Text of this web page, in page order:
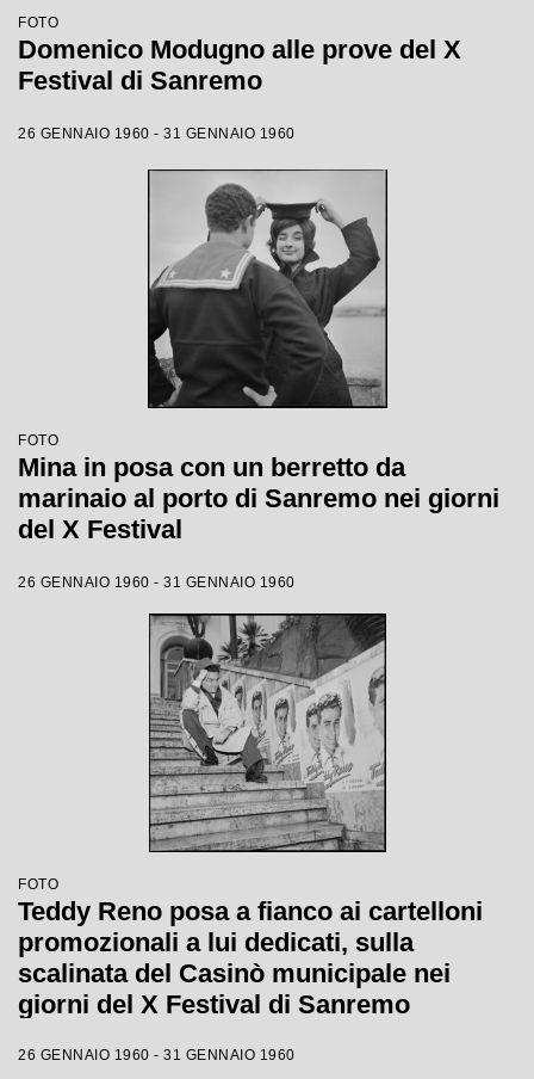
FOTO
Domenico Modugno alle prove del X
Festival di Sanremo
26 GENNAIO 1960 - 31 GENNAIO 1960
FOTO
Mina in posa con un berretto da
marinaio al porto di Sanremo nei giorni
del X Festival
26 GENNAIO 1960 - 31 GENNAIO 1960
FOTO
Teddy Reno posa a fianco ai cartelloni
promozionali a lui dedicati, sulla
scalinata del Casinò municipale nei
giorni del X Festival di Sanremo
26 GENNAIO 1960 - 31 GENNAIO 1960